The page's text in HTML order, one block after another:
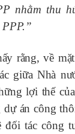
nhằm thu
rằng, về
giữa Nhà
lợi thế
án công
đối tác công